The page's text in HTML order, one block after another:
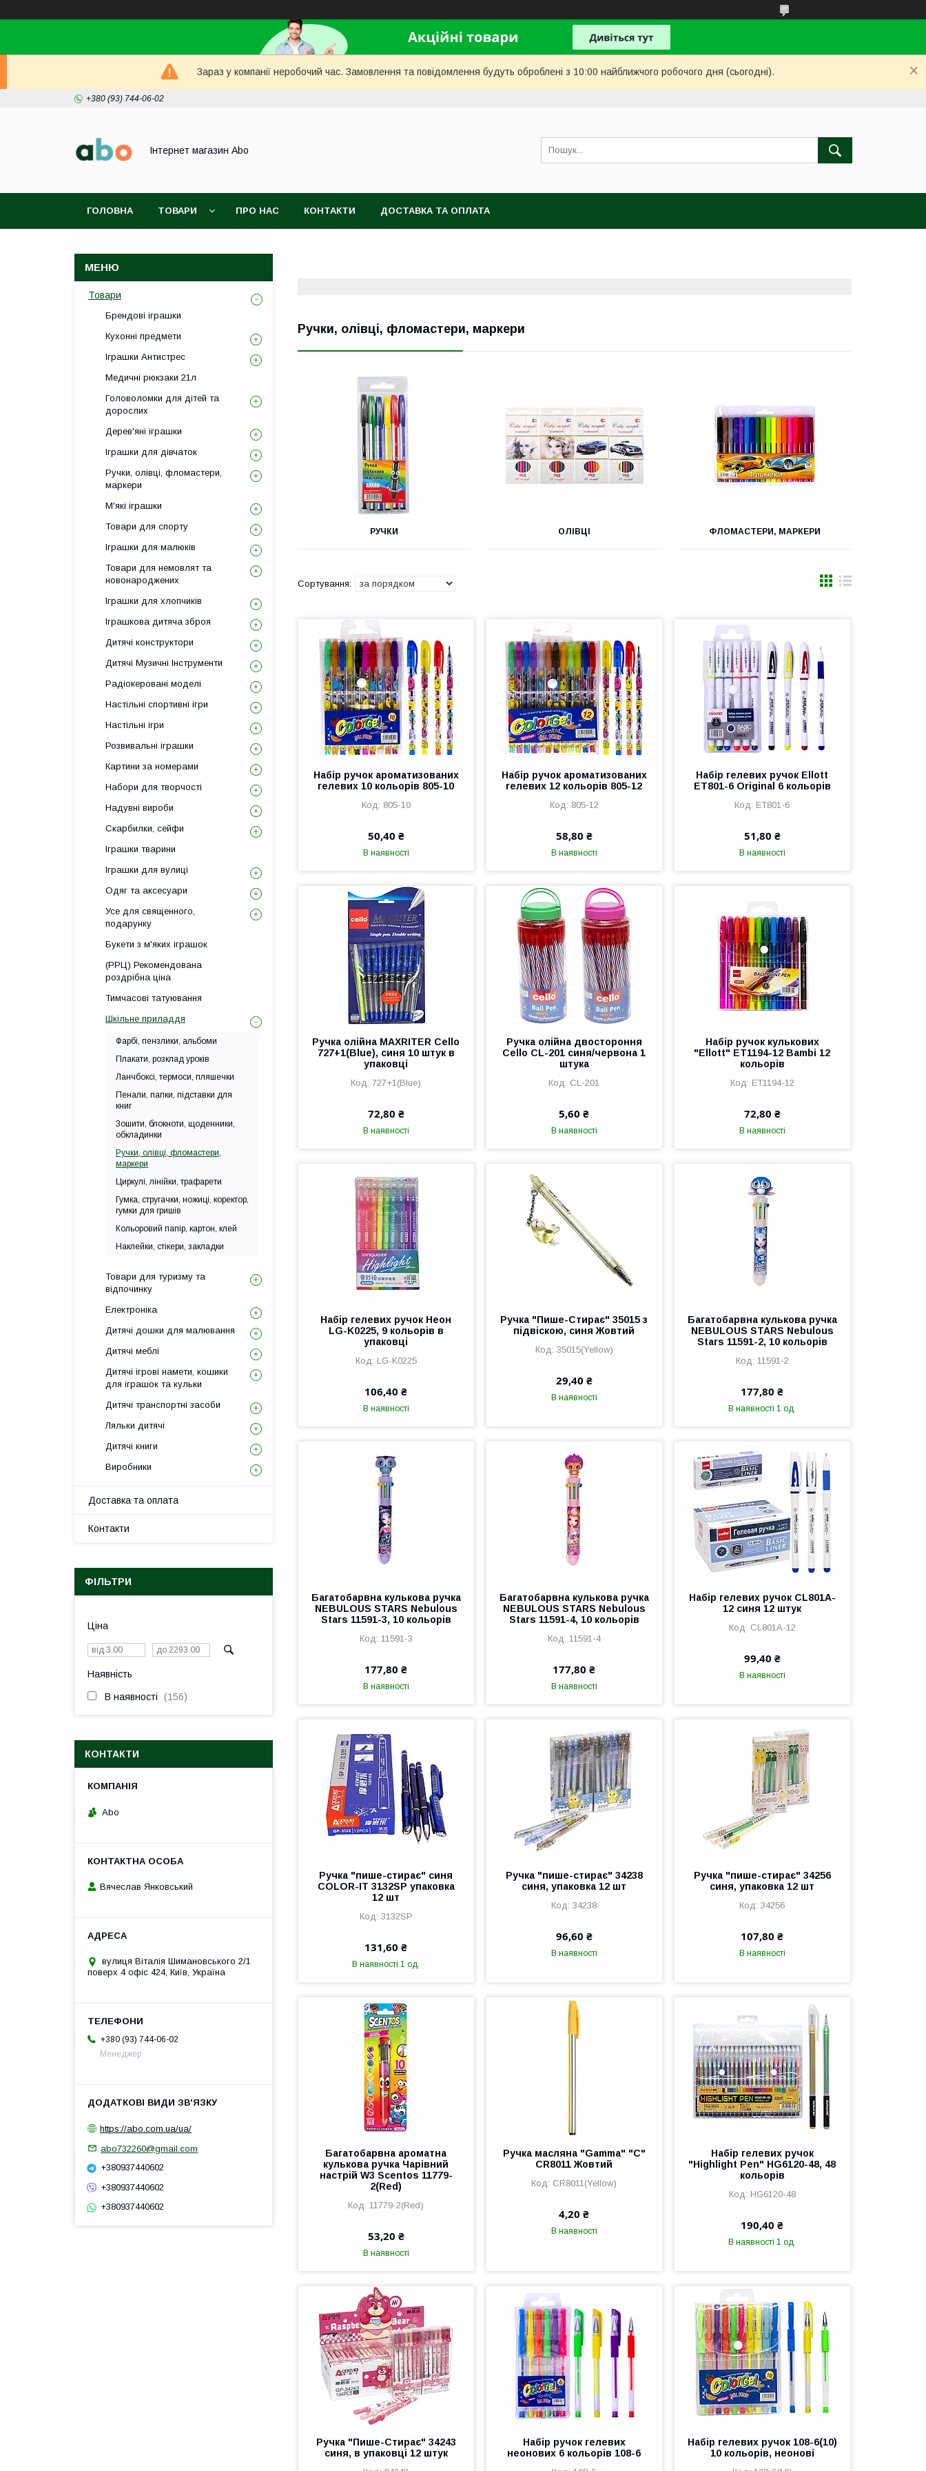
Зараз у компанії неробочий час. Замовлення та повідомлення будуть оброблені з 10:00 найближчого робочого дня (сьогодні).
+380 (93) 744-06-02
Інтернет магазин Abo
ГОЛОВНА ТОВАРИ ПРО НАС КОНТАКТИ ДОСТАВКА ТА ОПЛАТА
Ручки, олівці, фломастери, маркери
РУЧКИ ОЛІВЦІ ФЛОМАСТЕРИ, МАРКЕРИ
Набір ручок ароматизованих
гелевих 10 кольорів 805-10
805-10
50,40 ₴
В наявності
Набір ручок ароматизованих
гелевих 12 кольорів 805-12
805-12
58,80 ₴
В наявності
Набір гелевих ручок Ellott
ET801-6 Original 6 кольорів
ET801-6
51,80 ₴
В наявності
Ручка олійна MAXRITER Cello
727+1(Blue), синя 10 штук в
упаковці
727+1(Blue)
72,80 ₴
В наявності
Ручка олійна двостороння
Cello CL-201 синя/червона 1
штука
CL-201
5,60 ₴
В наявності
Набір ручок кулькових
"Ellott" ET1194-12 Bambi 12
кольорів
ET1194-12
72,80 ₴
В наявності
Набір гелевих ручок Неон
LG-K0225, 9 кольорів в
упаковці
LG-K0225
106,40 ₴
В наявності
Ручка "Пише-Стирає" 35015 з
підвіскою, синя Жовтий
35015(Yellow)
29,40 ₴
В наявності
Багатобарвна кулькова ручка
NEBULOUS STARS Nebulous
Stars 11591-2, 10 кольорів
11591-2
177,80 ₴
В наявності 1 од.
Багатобарвна кулькова ручка
NEBULOUS STARS Nebulous
Stars 11591-3, 10 кольорів
11591-3
177,80 ₴
В наявності
Багатобарвна кулькова ручка
NEBULOUS STARS Nebulous
Stars 11591-4, 10 кольорів
11591-4
177,80 ₴
В наявності
Набір гелевих ручок CL801A-
12 синя 12 штук
CL801A-12
99,40 ₴
В наявності
Ручка "пише-стирає" синя
COLOR-IT 3132SP упаковка
12 шт
3132SP
131,60 ₴
В наявності 1 од.
Ручка "пише-стирає" 34238
синя, упаковка 12 шт
34238
96,60 ₴
В наявності
Ручка "пише-стирає" 34256
синя, упаковка 12 шт
34256
107,80 ₴
В наявності
Багатобарвна ароматна
кулькова ручка Чарівний
настрій W3 Scentos 11779-
2(Red)
11779-2(Red)
53,20 ₴
В наявності
Ручка масляна "Gamma" "С"
CR8011 Жовтий
CR8011(Yellow)
4,20 ₴
В наявності
Набір гелевих ручок
"Highlight Pen" HG6120-48, 48
кольорів
HG6120-48
190,40 ₴
В наявності 1 од.
Ручка "Пише-Стирає" 34243
синя, в упаковці 12 штук
Набір ручок гелевих
неонових 6 кольорів 108-6
Набір гелевих ручок 108-6(10)
10 кольорів, неонові
Товари
Брендові іграшки
Кухонні предмети
Іграшки Антистрес
Медичні рюкзаки 21л
Головоломки для дітей та
дорослих
Дерев'яні іграшки
Іграшки для дівчаток
Ручки, олівці, фломастери,
маркери
М'які іграшки
Товари для спорту
Іграшки для малюків
Товари для немовлят та
новонароджених
Іграшки для хлопчиків
Іграшкова дитяча зброя
Дитячі конструктори
Дитячі Музичні Інструменти
Радіокеровані моделі
Настільні спортивні ігри
Настільні ігри
Розвивальні іграшки
Картини за номерами
Набори для творчості
Надувні вироби
Скарбилки, сейфи
Іграшки тварини
Іграшки для вулиці
Одяг та аксесуари
Усе для священного,
подарунку
Букети з м'яких іграшок
(РРЦ) Рекомендована
роздрібна ціна
Тимчасові татуювання
Шкільне приладдя
Фарбі, пензлики, альбоми
Плакати, розклад уроків
Ланчбоксі, термоси, пляшечки
Пенали, папки, підставки для
книг
Зошити, блокноти, щоденники,
обкладинки
Ручки, олівці, фломастери,
маркери
Циркулі, лінійки, трафарети
Гумка, стругачки, ножиці, коректор,
гумки для гришів
Кольоровий папір, картон, клей
Наклейки, стікери, закладки
Товари для туризму та
відпочинку
Електроніка
Дитячі дошки для малювання
Дитячі меблі
Дитячі ігрові намети, кошики
для іграшок та кульки
Дитячі транспортні засоби
Ляльки дитячі
Дитячі книги
Виробники
Доставка та оплата
Контакти
ФІЛЬТРИ
Ціна
Наявність
В наявності 156
КОНТАКТИ
Abo
Вячеслав Янковський
вулиця Віталія Шимановського 2/1
поверх 4 офіс 424, Київ, Україна
+380 (93) 744-06-02
Менеджер
https://abo.com.ua/ua/
abo732260@gmail.com
+380937440602
+380937440602
+380937440602